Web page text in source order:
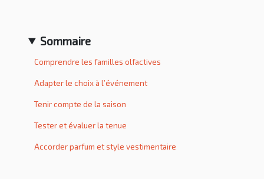
Sommaire
Comprendre les familles olfactives
Adapter le choix à l’événement
Tenir compte de la saison
Tester et évaluer la tenue
Accorder parfum et style vestimentaire